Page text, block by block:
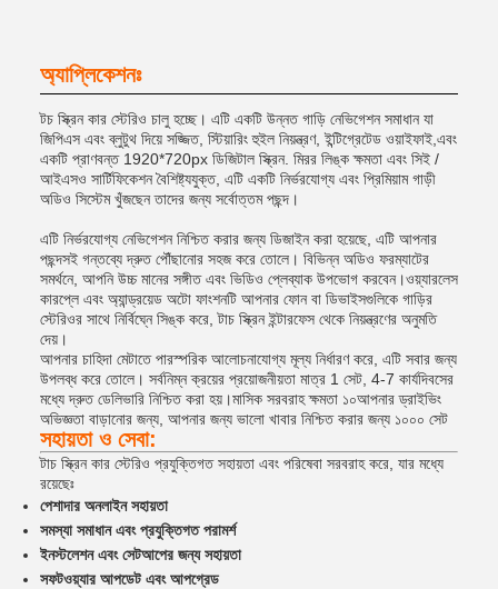
অ্যাপ্লিকেশনঃ
টচ স্ক্রিন কার স্টেরিও চালু হচ্ছে। এটি একটি উন্নত গাড়ি নেভিগেশন সমাধান যা
জিপিএস এবং ব্লুটুথ দিয়ে সজ্জিত, স্টিয়ারিং হুইল নিয়ন্ত্রণ, ইন্টিগ্রেটেড ওয়াইফাই,এবং
একটি প্রাণবন্ত 1920*720px ডিজিটাল স্ক্রিন. মিরর লিঙ্ক ক্ষমতা এবং সিই /
আইএসও সার্টিফিকেশন বৈশিষ্ট্যযুক্ত, এটি একটি নির্ভরযোগ্য এবং প্রিমিয়াম গাড়ী
অডিও সিস্টেম খুঁজছেন তাদের জন্য সর্বোত্তম পছন্দ।
এটি নির্ভরযোগ্য নেভিগেশন নিশ্চিত করার জন্য ডিজাইন করা হয়েছে, এটি আপনার
পছন্দসই গন্তব্যে দ্রুত পৌঁছানোর সহজ করে তোলে। বিভিন্ন অডিও ফরম্যাটের
সমর্থনে, আপনি উচ্চ মানের সঙ্গীত এবং ভিডিও প্লেব্যাক উপভোগ করবেন।ওয়্যারলেস
কারপ্লে এবং অ্যান্ড্রয়েড অটো ফাংশনটি আপনার ফোন বা ডিভাইসগুলিকে গাড়ির
স্টেরিওর সাথে নির্বিঘ্নে সিঙ্ক করে, টাচ স্ক্রিন ইন্টারফেস থেকে নিয়ন্ত্রণের অনুমতি
দেয়।
আপনার চাহিদা মেটাতে পারস্পরিক আলোচনাযোগ্য মূল্য নির্ধারণ করে, এটি সবার জন্য
উপলব্ধ করে তোলে। সর্বনিম্ন ক্রয়ের প্রয়োজনীয়তা মাত্র 1 সেট, 4-7 কার্যদিবসের
মধ্যে দ্রুত ডেলিভারি নিশ্চিত করা হয়।মাসিক সরবরাহ ক্ষমতা ১০আপনার ড্রাইভিং
অভিজ্ঞতা বাড়ানোর জন্য, আপনার জন্য ভালো খাবার নিশ্চিত করার জন্য ১০০০ সেট
সহায়তা ও সেবা:
টাচ স্ক্রিন কার স্টেরিও প্রযুক্তিগত সহায়তা এবং পরিষেবা সরবরাহ করে, যার মধ্যে
রয়েছেঃ
পেশাদার অনলাইন সহায়তা
সমস্যা সমাধান এবং প্রযুক্তিগত পরামর্শ
ইনস্টলেশন এবং সেটআপের জন্য সহায়তা
সফটওয়্যার আপডেট এবং আপগ্রেড